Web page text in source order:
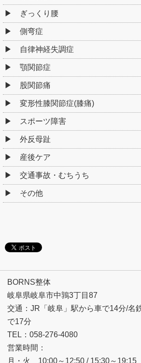
ぎっくり腰
側弯症
自律神経失調症
顎関節症
股関節痛
変形性膝関節症(膝痛)
スポーツ障害
外反母趾
産後ケア
交通事故・むちうち
その他
BORNS整体
岐阜県岐阜市中鶉3丁目87
交通：JR「岐阜」駅から車で14分/名
で17分
TEL：058-276-4080
営業時間：
月・火 10:00～12:50 / 15:30～19:15